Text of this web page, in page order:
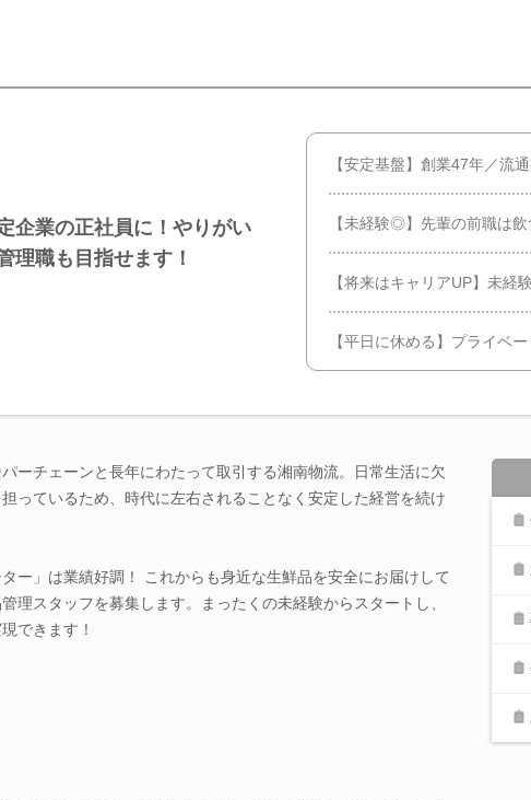
企業の正社員に！やりがい
理職も目指せます！
【安定基盤】創業47年／流
【未経験◎】先輩の前職は
【将来はキャリアUP】未経
【平日に休める】プライベ
ーチェーンと長年にわたって取引する湘南物流。日常生活に欠
っているため、時代に左右されることなく安定した経営を続け
ー」は業績好調！ これからも身近な生鮮品を安全にお届けして
理スタッフを募集します。まったくの未経験からスタートし、
できます！